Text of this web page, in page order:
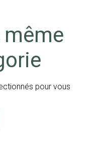
même
pour vous